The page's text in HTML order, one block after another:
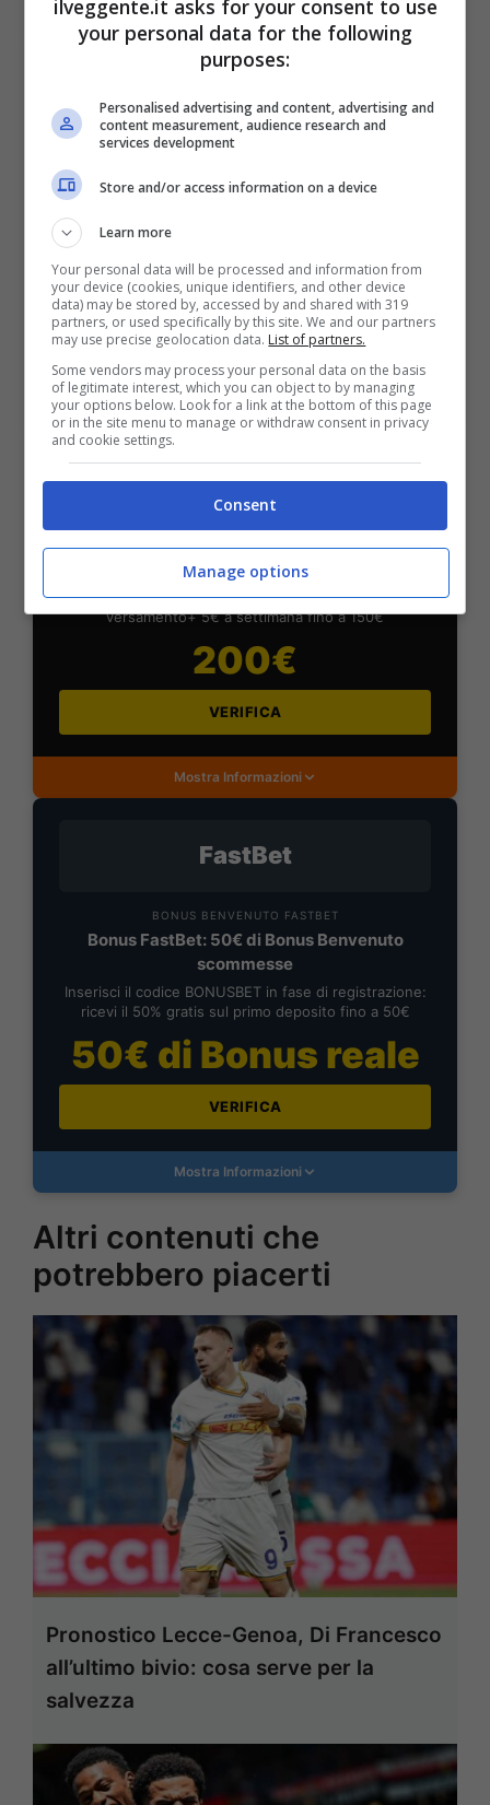
Mostra Informazioni
PlanetWin365
BONUS PLANETWIN365: FINO A 2050€
Planetwin365: 2050€ per sport e scommesse
in Bonus Scommesse + 100% fino a 50€ in Bonus
2050€
VERIFICA
Mostra Informazioni
DAZNBet
Benvenuto Sport 50% fino a 50€ + 150€
Su DaznBet ricevi: 50% fino a 50€ sul primo
versamento+ 5€ a settimana fino a 150€
200€
VERIFICA
Mostra Informazioni
FastBet
BONUS BENVENUTO FASTBET
Bonus FastBet: 50€ di Bonus Benvenuto
scommesse
Inserisci il codice BONUSBET in fase di registrazione:
ricevi il 50% gratis sul primo deposito fino a 50€
50€ di Bonus reale
VERIFICA
Mostra Informazioni
Altri contenuti che
potrebbero piacerti
Pronostico Lecce-Genoa, Di Francesco
all’ultimo bivio: cosa serve per la
salvezza
ilveggente.it asks for your consent to use
your personal data for the following
purposes:
Personalised advertising and content, advertising and
content measurement, audience research and
services development
Store and/or access information on a device
Learn more
Your personal data will be processed and information from
your device (cookies, unique identifiers, and other device
data) may be stored by, accessed by and shared with 319
partners, or used specifically by this site. We and our partners
may use precise geolocation data. List of partners.
Some vendors may process your personal data on the basis
of legitimate interest, which you can object to by managing
your options below. Look for a link at the bottom of this page
or in the site menu to manage or withdraw consent in privacy
and cookie settings.
Consent
Manage options